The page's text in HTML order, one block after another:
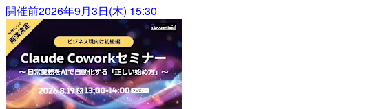
開催前2026年9月3日(木) 15:30